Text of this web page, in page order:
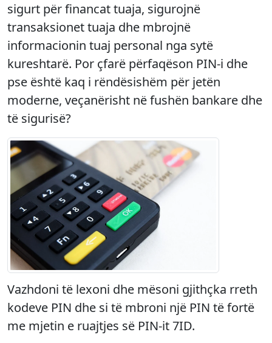
sigurt për financat tuaja, sigurojnë
transaksionet tuaja dhe mbrojnë
informacionin tuaj personal nga sytë
kureshtarë. Por çfarë përfaqëson PIN-i dhe
pse është kaq i rëndësishëm për jetën
moderne, veçanërisht në fushën bankare dhe
të sigurisë?
Vazhdoni të lexoni dhe mësoni gjithçka rreth
kodeve PIN dhe si të mbroni një PIN të fortë
me mjetin e ruajtjes së PIN-it 7ID.